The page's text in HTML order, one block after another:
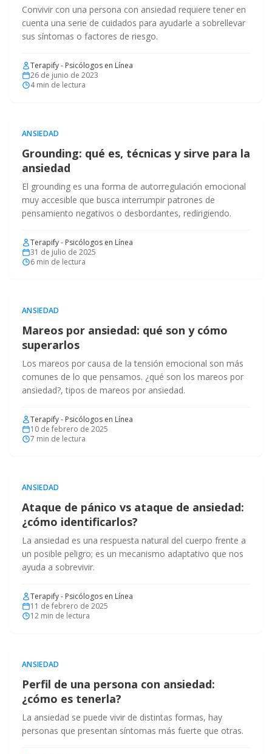
Convivir con una persona con ansiedad requiere tener en
cuenta una serie de cuidados para ayudarle a sobrellevar
sus síntomas o factores de riesgo.
Terapify - Psicólogos en Línea
26 de junio de 2023
4min de lectura
ANSIEDAD
Grounding: qué es, técnicas y sirve para la
ansiedad
El grounding es una forma de autorregulación emocional
muy accesible que busca interrumpir patrones de
pensamiento negativos o desbordantes, redirigiendo.
Terapify - Psicólogos en Línea
31 de julio de 2025
6 min de lectura
ANSIEDAD
Mareos por ansiedad: qué son y cómo
superarlos
Los mareos por causa de la tensión emocional son más
comunes de lo que pensamos. ¿qué son los mareos por
ansiedad?, tipos de mareos por ansiedad.
Terapify - Psicólogos en Línea
10 de febrero de 2025
7 min de lectura
ANSIEDAD
Ataque de pánico vs ataque de ansiedad:
¿cómo identificarlos?
La ansiedad es una respuesta natural del cuerpo frente a
un posible peligro; es un mecanismo adaptativo que nos
ayuda a sobrevivir.
Terapify - Psicólogos en Línea
11 de febrero de 2025
12 min de lectura
ANSIEDAD
Perfil de una persona con ansiedad:
¿cómo es tenerla?
La ansiedad se puede vivir de distintas formas, hay
personas que presentan síntomas más fuerte que otras.